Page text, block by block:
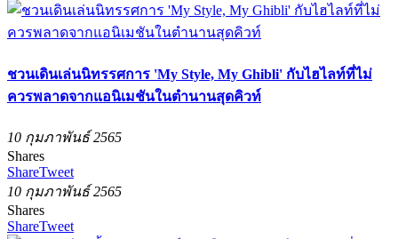
ชวนเดินเล่นนิทรรศการ 'My Style, My Ghibli' กับไฮไลท์ที่ไม่
ควรพลาดจากแอนิเมชันในตำนานสุดคิวท์
10 กุมภาพันธ์ 2565
Shares
ShareTweet
10 กุมภาพันธ์ 2565
Shares
ShareTweet